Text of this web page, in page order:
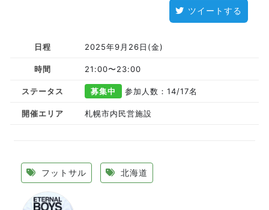
ツイートする
日程 2025年9月26日(金)
時間 21:00〜23:00
ステータス 募集中 参加人数：14/17名
開催エリア 札幌市内民営施設
フットサル 北海道